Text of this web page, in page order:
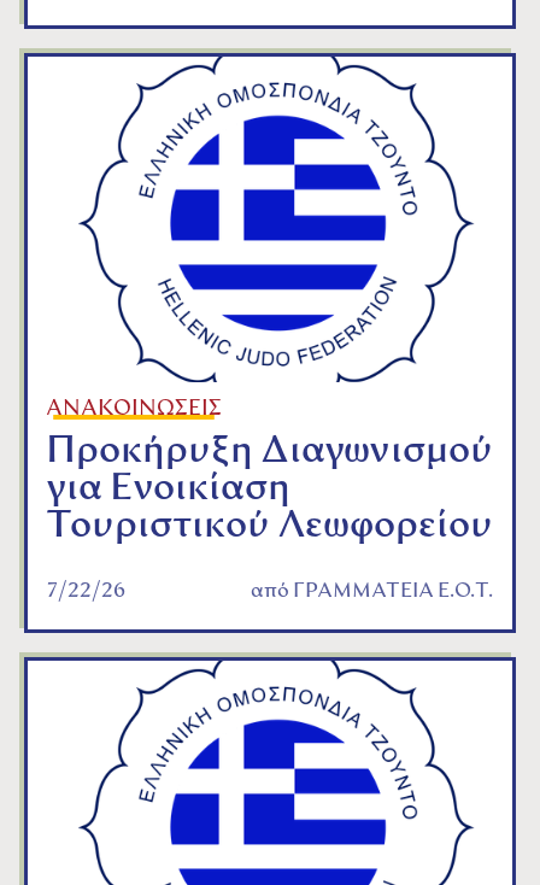
ΑΝΑΚΟΙΝΩΣΕΙΣ
Προκήρυξη Διαγωνισμού
για Ενοικίαση
Τουριστικού Λεωφορείου
7/22/26 από ΓΡΑΜΜΑΤΕΙΑ Ε.Ο.Τ.